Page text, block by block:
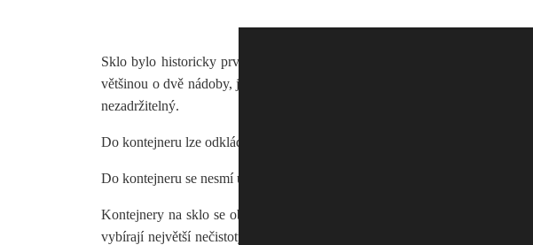
Sklo bylo historicky první komoditou, která se u nás začala sbírat
většinou o dvě nádoby, jedna na čiré a jedna na barevné sklo. Nyní je na
nezadržitelný.
Do kontejneru lze odkládat veškeré obalové (lahve a sklenice ) a tabulové
Do kontejneru se nesmí ukládat drátosklo (bezpečnostní sklo s drátěnou
Kontejnery na sklo se obvykle vyvážejí jednou za měsíc. Hmotnost
vybírají největší nečistoty a skladují ve velkokapacitních kontejnerech.